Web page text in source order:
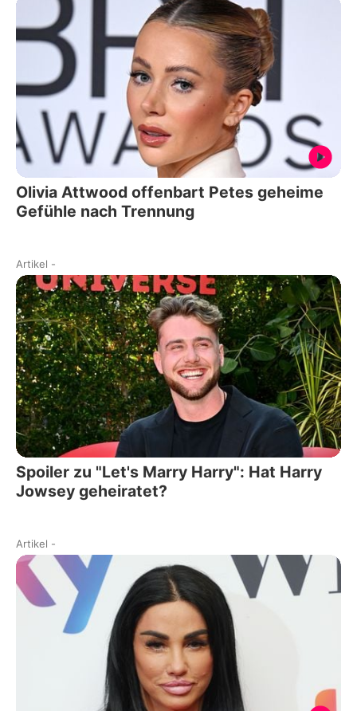
Olivia Attwood offenbart Petes geheime
Gefühle nach Trennung
Artikel -
Spoiler zu "Let's Marry Harry": Hat Harry
Jowsey geheiratet?
Artikel -